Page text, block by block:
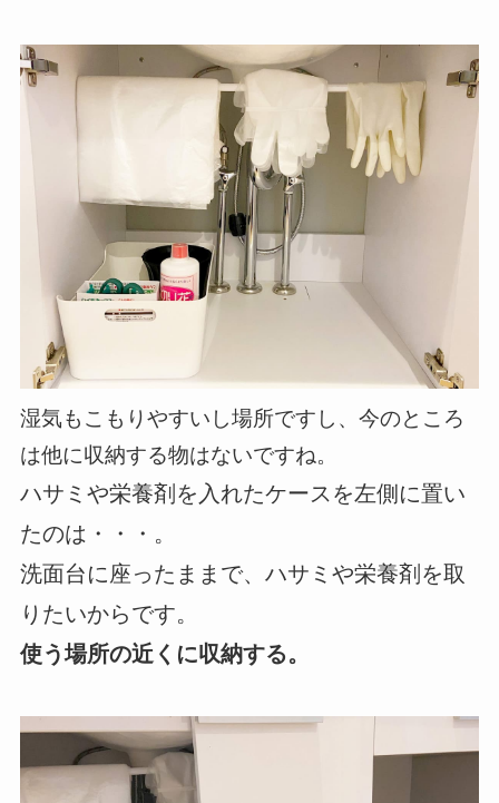
湿気もこもりやすいし場所ですし、今のところ
は他に収納する物はないですね。
ハサミや栄養剤を入れたケースを左側に置い
たのは・・・。
洗面台に座ったままで、ハサミや栄養剤を取
りたいからです。
使う場所の近くに収納する。